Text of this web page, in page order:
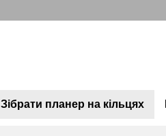
Зібрати планер на кільцях